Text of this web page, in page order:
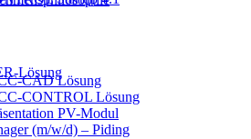
Lösung
CAD Lösung
CONTROL Lösung
PV-Modul
(m/w/d) – Piding